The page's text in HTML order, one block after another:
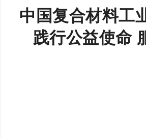
中国复合材料工
践行公益使命